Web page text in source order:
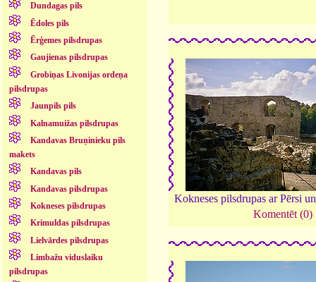
Dundagas pils
Ēdoles pils
Ērģemes pilsdrupas
Gaujienas pilsdrupas
Grobiņas Livonijas ordeņa
pilsdrupas
Jaunpils pils
Kalnamuižas pilsdrupas
Kandavas Bruņinieku pils
makets
Kandavas pils
Kandavas pilsdrupas
Kokneses pilsdrupas
Krimuldas pilsdrupas
Lielvārdes pilsdrupas
Limbažu viduslaiku
pilsdrupas
Kokneses pilsdrupas ar Pērsi
Komentēt (0)